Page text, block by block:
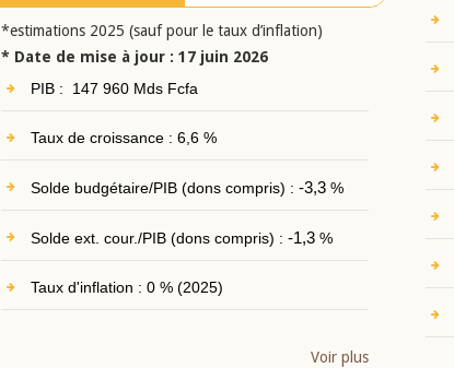
*estimations 2025 (sauf pour le taux d’inflation)
* Date de mise à jour : 17 juin 2026
PIB : 147 960 Mds Fcfa
Taux de croissance : 6,6 %
Solde budgétaire/PIB (dons compris) : -3,3%
Solde ext. cour./PIB (dons compris) : -1,3%
Taux d'inflation : 0 % (2025)
Voir plus